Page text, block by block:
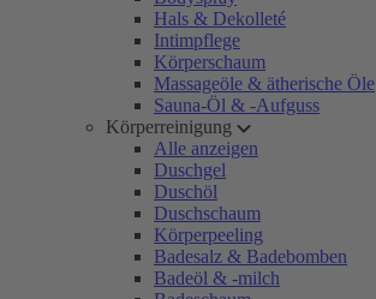
Hals & Dekolleté
Intimpflege
Körperschaum
Massageöle & ätherische Öle
Sauna-Öl & -Aufguss
Körperreinigung
Alle anzeigen
Duschgel
Duschöl
Duschschaum
Körperpeeling
Badesalz & Badebomben
Badeöl & -milch